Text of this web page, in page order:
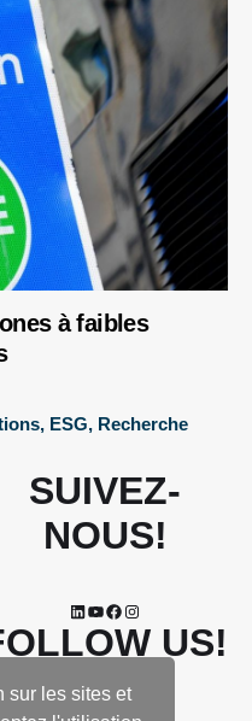
sur les sites et
à faibles
, ESG, Recherche
SUIVEZ-
NOUS!
US!